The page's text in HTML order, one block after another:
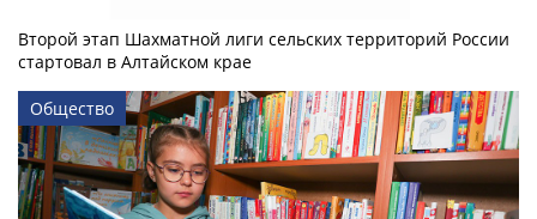
Второй этап Шахматной лиги сельских территорий России
стартовал в Алтайском крае
Общество